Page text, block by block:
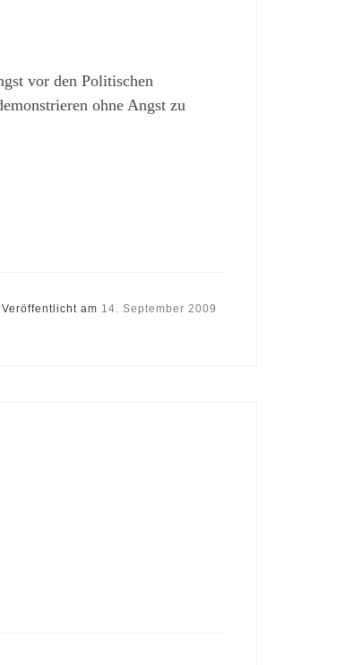
vor den Politischen
ohne Angst zu
Veröffentlicht am 14. September 2009